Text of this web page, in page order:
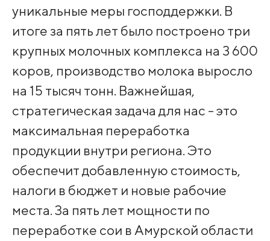
уникальные меры господдержки. В
итоге за пять лет было построено три
крупных молочных комплекса на 3 600
коров, производство молока выросло
на 15 тысяч тонн. Важнейшая,
стратегическая задача для нас - это
максимальная переработка
продукции внутри региона. Это
обеспечит добавленную стоимость,
налоги в бюджет и новые рабочие
места. За пять лет мощности по
переработке сои в Амурской области